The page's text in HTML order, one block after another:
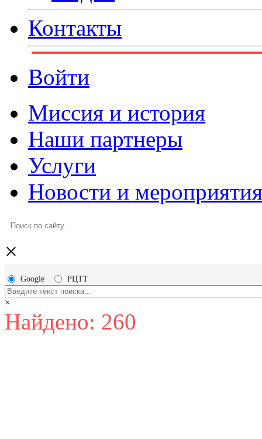
Контакты
Войти
Миссия и история
Наши партнеры
Услуги
Новости и мероприятия
×
Google РЦТТ
×
Найдено: 260